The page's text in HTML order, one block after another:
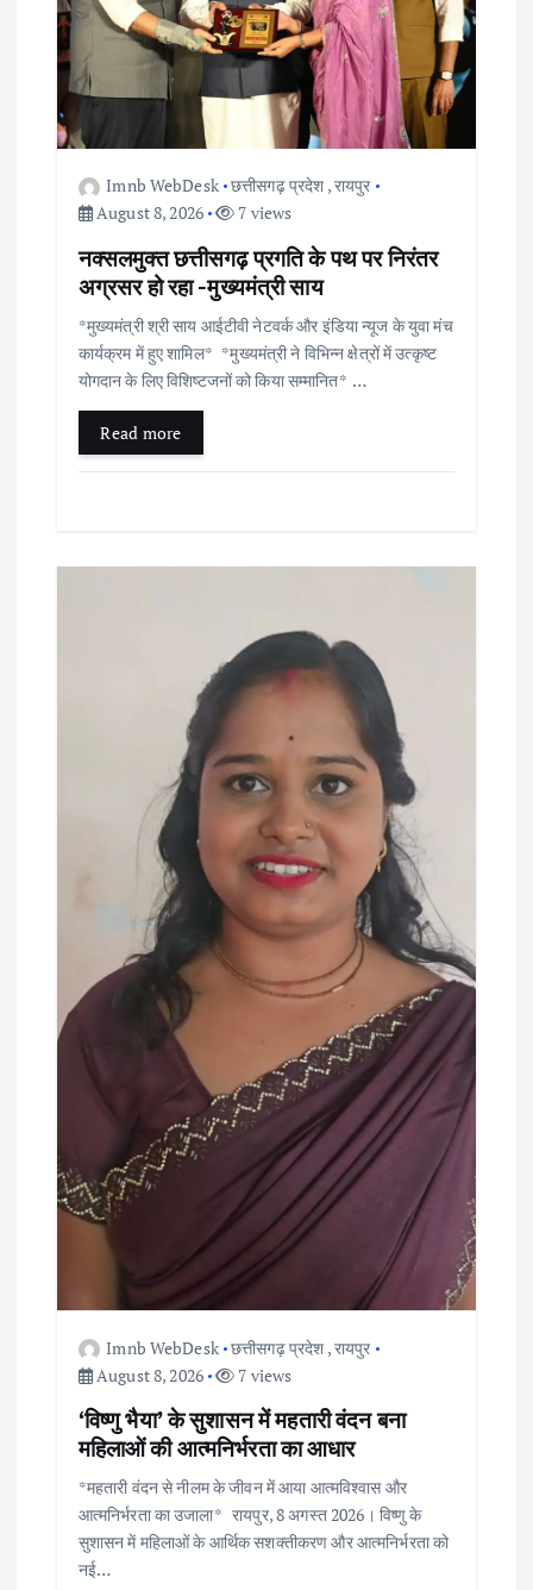
a
t
Imnb WebDesk छत्तीसगढ़ प्रदेश ,रायपुर
August 8, 2026
7 views
नक्सलमुक्त छत्तीसगढ़ प्रगति के पथ पर निरंतर
अग्रसर हो रहा -मुख्यमंत्री साय
*मुख्यमंत्री श्री साय आईटीवी नेटवर्क और इंडिया न्यूज के युवा मंच
कार्यक्रम में हुए शामिल* *मुख्यमंत्री ने विभिन्न क्षेत्रों में उत्कृष्ट
योगदान के लिए विशिष्टजनों को किया सम्मानित* …
Read more
Imnb WebDesk छत्तीसगढ़ प्रदेश ,रायपुर
August 8, 2026
7 views
‘विष्णु भैया’ के सुशासन में महतारी वंदन बना
महिलाओं की आत्मनिर्भरता का आधार
*महतारी वंदन से नीलम के जीवन में आया आत्मविश्वास और
आत्मनिर्भरता का उजाला* रायपुर, 8 अगस्त 2026। विष्णु के
सुशासन में महिलाओं के आर्थिक सशक्तीकरण और आत्मनिर्भरता को
नई…